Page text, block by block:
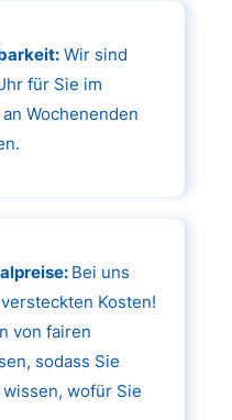
Wir sind
für Sie im
Wochenenden
Bei uns
Kosten!
von fairen
sodass Sie
wofür Sie